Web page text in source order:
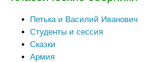
Петька и Василий Иванович
Студенты и сессия
Сказки
Армия